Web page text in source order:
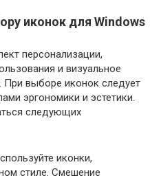
иконок для Windows
персонализации,
и визуальное
При выборе иконок следует
эргономики и эстетики.
следующих
иконки,
стиле. Смешение